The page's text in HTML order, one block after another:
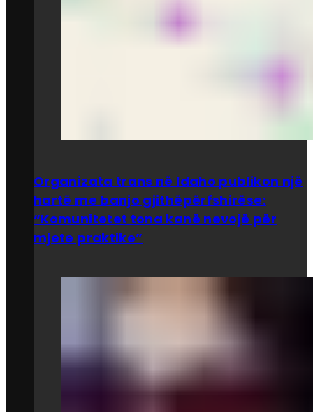
Organizata trans në Idaho publikon një
hartë me banjo gjithëpërfshirëse:
“Komunitetet tona kanë nevojë për
mjete praktike”